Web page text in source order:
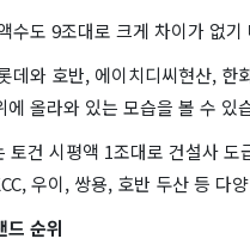
수도 9조대로 크게 차이가 없
데와 호반, 에이치디씨현산,
에 올라와 있는 모습을 볼 수 있
토건 시평액 1조대로 건설사
우이, 쌍용, 호반 두산 등 다
드 순위